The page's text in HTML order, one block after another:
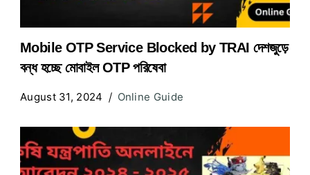
Mobile OTP Service Blocked by TRAI দেশজুড়ে
বন্ধ হচ্ছে মোবাইল OTP পরিষেবা
August 31, 2024 Online Guide